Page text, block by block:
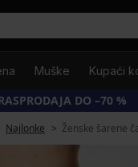
Muške Kupaći
DO –70 %
Najlonke Ženske šarene